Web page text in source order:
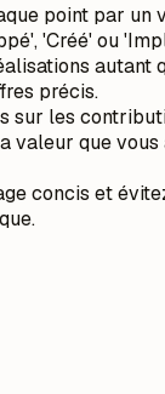
point par un
'Créé' ou
autant
précis.
sur les
valeur que
concis et